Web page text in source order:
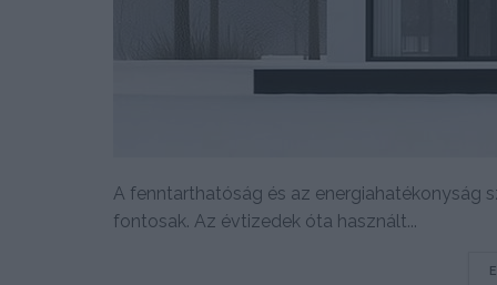
A fenntarthatóság és az energiahatékonyság
fontosak. Az évtizedek óta használt...